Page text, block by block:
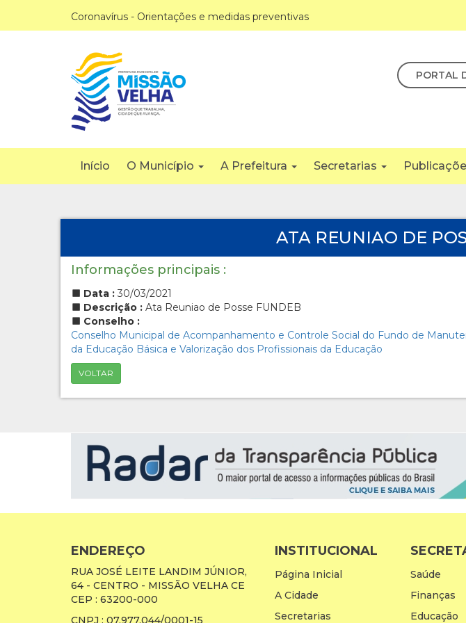
Coronavírus - Orientações e medidas preventivas
PORTAL
Início O Município A Prefeitura Secretarias
ATA REUNIAO DE
Informações principais :
Data : 30/03/2021
Descrição : Ata Reuniao de Posse FUNDEB
Conselho :
Conselho Municipal de Acompanhamento e Controle Social do Fundo de
da Educação Básica e Valorização dos Profissionais da Educação
VOLTAR
ENDEREÇO
RUA JOSÉ LEITE LANDIM JÚNIOR,
64 - CENTRO - MISSÃO VELHA CE
CEP : 63200-000
INSTITUCIONAL
Página Inicial
A Cidade
Secretarias
Saúde
Finanças
Educação